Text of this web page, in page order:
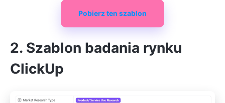
Pobierz ten szablon
2. Szablon badania rynku
ClickUp